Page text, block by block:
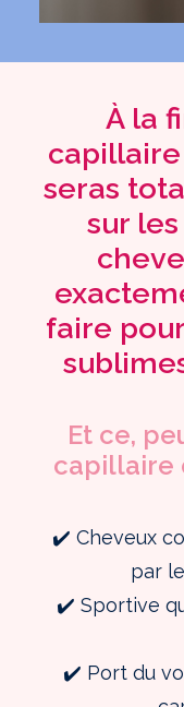
À la
seras
sur
faire
Et ce,
capillaire
✔️ Cheveux
par
✔️ Sportive
✔️ Port du